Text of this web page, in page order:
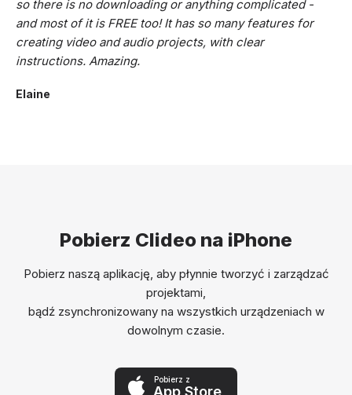
so there is no downloading or anything complicated -
and most of it is FREE too! It has so many features for
creating video and audio projects, with clear
instructions. Amazing.
Elaine
Pobierz Clideo na iPhone
Pobierz naszą aplikację, aby płynnie tworzyć i zarządzać
projektami,
bądź zsynchronizowany na wszystkich urządzeniach w
dowolnym czasie.
Pobierz z
App Store